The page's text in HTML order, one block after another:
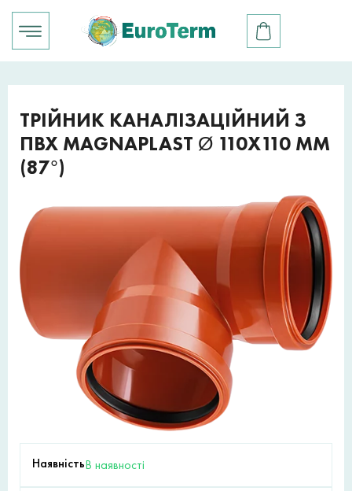
ТРІЙНИК КАНАЛІЗАЦІЙНИЙ З
ПВХ MAGNAPLAST Ø 110X110 ММ
(87°)
НаявністьВ наявності